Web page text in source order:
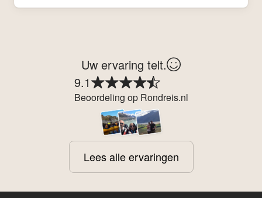
Uw ervaring telt.
9.1
Beoordeling op Rondreis.nl
Lees alle ervaringen